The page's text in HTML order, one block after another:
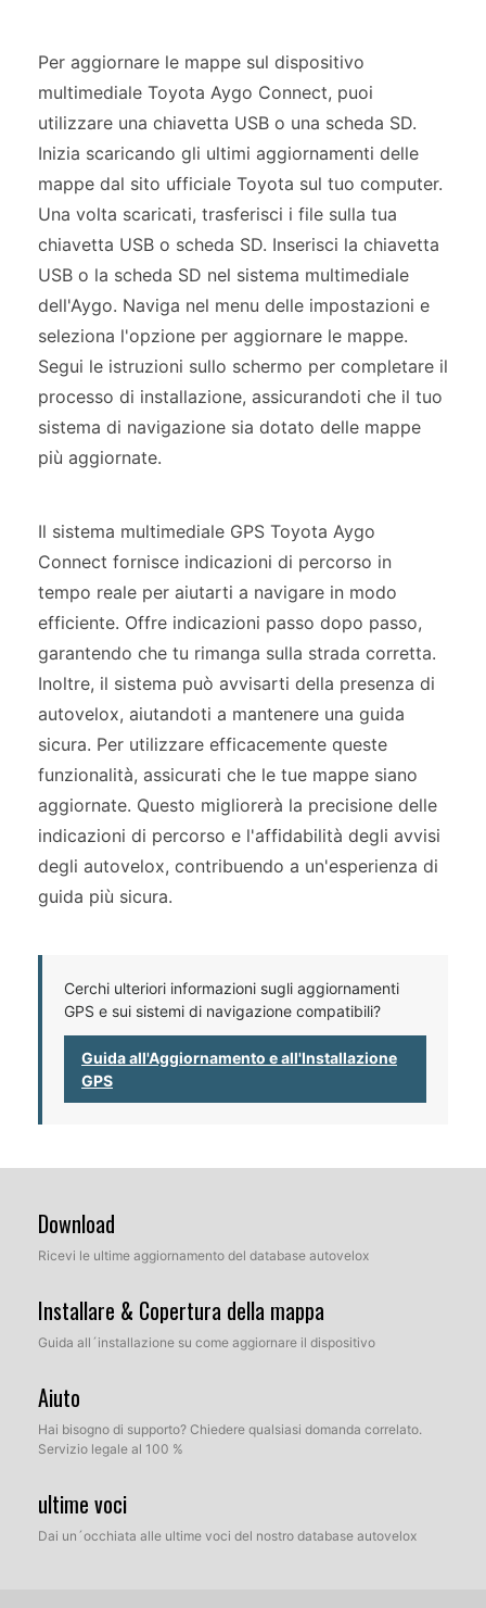
Per aggiornare le mappe sul dispositivo
multimediale Toyota Aygo Connect, puoi
utilizzare una chiavetta USB o una scheda SD.
Inizia scaricando gli ultimi aggiornamenti delle
mappe dal sito ufficiale Toyota sul tuo computer.
Una volta scaricati, trasferisci i file sulla tua
chiavetta USB o scheda SD. Inserisci la chiavetta
USB o la scheda SD nel sistema multimediale
dell'Aygo. Naviga nel menu delle impostazioni e
seleziona l'opzione per aggiornare le mappe.
Segui le istruzioni sullo schermo per completare il
processo di installazione, assicurandoti che il tuo
sistema di navigazione sia dotato delle mappe
più aggiornate.
Il sistema multimediale GPS Toyota Aygo
Connect fornisce indicazioni di percorso in
tempo reale per aiutarti a navigare in modo
efficiente. Offre indicazioni passo dopo passo,
garantendo che tu rimanga sulla strada corretta.
Inoltre, il sistema può avvisarti della presenza di
autovelox, aiutandoti a mantenere una guida
sicura. Per utilizzare efficacemente queste
funzionalità, assicurati che le tue mappe siano
aggiornate. Questo migliorerà la precisione delle
indicazioni di percorso e l'affidabilità degli avvisi
degli autovelox, contribuendo a un'esperienza di
guida più sicura.
Cerchi ulteriori informazioni sugli aggiornamenti
GPS e sui sistemi di navigazione compatibili?
Guida all'Aggiornamento e all'Installazione
GPS
Download
Ricevi le ultime aggiornamento del database autovelox
Installare & Copertura della mappa
Guida all´installazione su come aggiornare il dispositivo
Aiuto
Hai bisogno di supporto? Chiedere qualsiasi domanda correlato.
Servizio legale al 100 %
ultime voci
Dai un´occhiata alle ultime voci del nostro database autovelox